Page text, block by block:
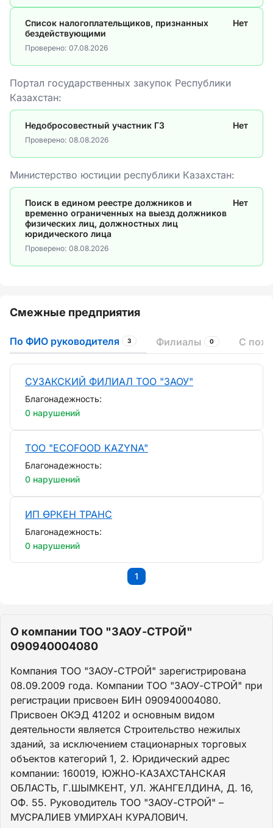
Список налогоплательщиков, признанных
бездействующими
Нет
Проверено: 07.08.2026
Портал государственных закупок Республики
Казахстан:
Недобросовестный участник ГЗ Нет
Проверено: 08.08.2026
Министерство юстиции республики Казахстан:
Поиск в едином реестре должников и
временно ограниченных на выезд должников
физических лиц, должностных лиц
юридического лица
Нет
Проверено: 08.08.2026
Смежные предприятия
По ФИО руководителя 3 Филиалы 0 С
СУЗАКСКИЙ ФИЛИАЛ ТОО "ЗАОУ"
Благонадежность:
0 нарушений
ТОО "ECOFOOD KAZYNA"
Благонадежность:
0 нарушений
ИП ӨРКЕН ТРАНС
Благонадежность:
0 нарушений
1
О компании ТОО "ЗАОУ-СТРОЙ"
090940004080
Компания ТОО "ЗАОУ-СТРОЙ" зарегистрирована
08.09.2009 года. Компании ТОО "ЗАОУ-СТРОЙ" при
регистрации присвоен БИН 090940004080.
Присвоен ОКЭД 41202 и основным видом
деятельности является Строительство нежилых
зданий, за исключением стационарных торговых
объектов категорий 1, 2. Юридический адрес
компании: 160019, ЮЖНО-КАЗАХСТАНСКАЯ
ОБЛАСТЬ, Г.ШЫМКЕНТ, УЛ. ЖАНГЕЛДИНА, Д. 16,
ОФ. 55. Руководитель ТОО "ЗАОУ-СТРОЙ" –
МУСРАЛИЕВ УМИРХАН КУРАЛОВИЧ.